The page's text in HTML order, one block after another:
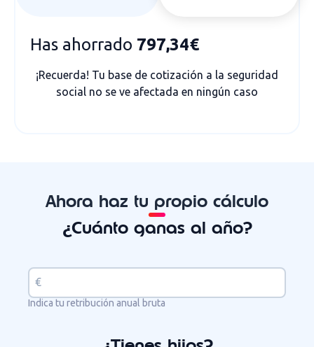
Has ahorrado 797,34€
¡Recuerda! Tu base de cotización a la seguridad
social no se ve afectada en ningún caso
Ahora haz tu propio cálculo
¿Cuánto ganas al año?
Indica tu retribución anual bruta